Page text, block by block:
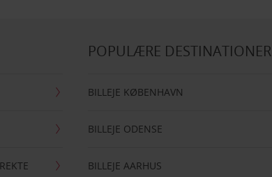
POPULÆRE DESTINATIONER
BILLEJE KØBENHAVN
BILLEJE ODENSE
BILLEJE AARHUS